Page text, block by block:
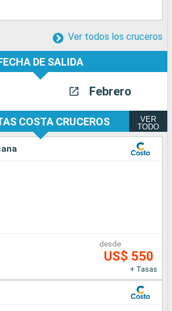
Ver todos los cruceros
DE SALIDA
Febrero
COSTA CRUCEROS
VER
TODO
desde
US$ 550
+ Tasas